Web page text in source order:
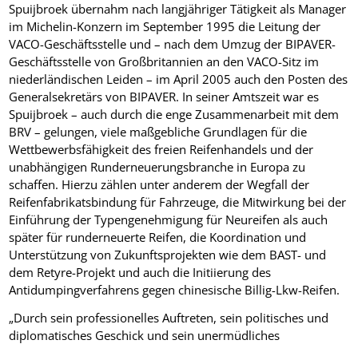
Spuijbroek übernahm nach langjähriger Tätigkeit als Manager
im Michelin-Konzern im September 1995 die Leitung der
VACO-Geschäftsstelle und – nach dem Umzug der BIPAVER-
Geschäftsstelle von Großbritannien an den VACO-Sitz im
niederländischen Leiden – im April 2005 auch den Posten des
Generalsekretärs von BIPAVER. In seiner Amtszeit war es
Spuijbroek – auch durch die enge Zusammenarbeit mit dem
BRV – gelungen, viele maßgebliche Grundlagen für die
Wettbewerbsfähigkeit des freien Reifenhandels und der
unabhängigen Runderneuerungsbranche in Europa zu
schaffen. Hierzu zählen unter anderem der Wegfall der
Reifenfabrikatsbindung für Fahrzeuge, die Mitwirkung bei der
Einführung der Typengenehmigung für Neureifen als auch
später für runderneuerte Reifen, die Koordination und
Unterstützung von Zukunftsprojekten wie dem BAST- und
dem Retyre-Projekt und auch die Initiierung des
Antidumpingverfahrens gegen chinesische Billig-Lkw-Reifen.
„Durch sein professionelles Auftreten, sein politisches und
diplomatisches Geschick und sein unermüdliches